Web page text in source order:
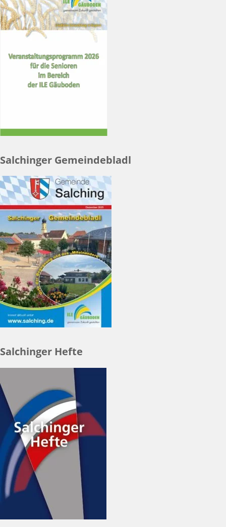
Salchinger Gemeindebladl
Salchinger Hefte